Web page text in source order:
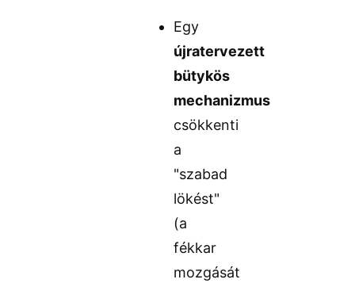
Egy
újratervezett
bütykös
mechanizmus
csökkenti
a
"szabad
lökést"
(a
fékkar
mozgását